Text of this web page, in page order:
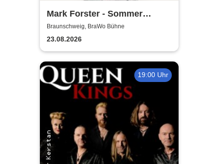
Mark Forster - Sommer
Shows 2026
Braunschweig, BraWo Bühne
23.08.2026
19:00 Uhr